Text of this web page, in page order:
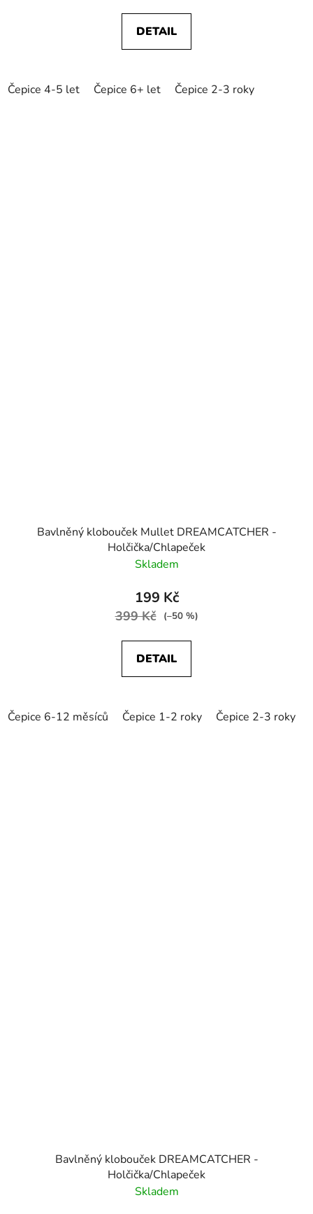
DETAIL
Čepice 4-5 let Čepice 6+ let Čepice 2-3 roky
Bavlněný klobouček Mullet DREAMCATCHER -
Holčička/Chlapeček
Skladem
199 Kč
399 Kč (–50 %)
DETAIL
Čepice 6-12 měsíců Čepice 1-2 roky Čepice 2-3 roky
Bavlněný klobouček DREAMCATCHER -
Holčička/Chlapeček
Skladem